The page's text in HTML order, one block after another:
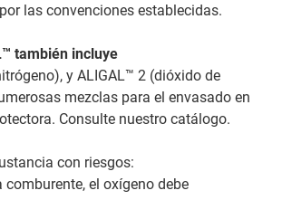
las convenciones establecidas.
también incluye
y ALIGAL™ 2 (dióxido de
mezclas para el envasado en
Consulte nuestro catálogo.
con riesgos:
comburente, el oxígeno debe